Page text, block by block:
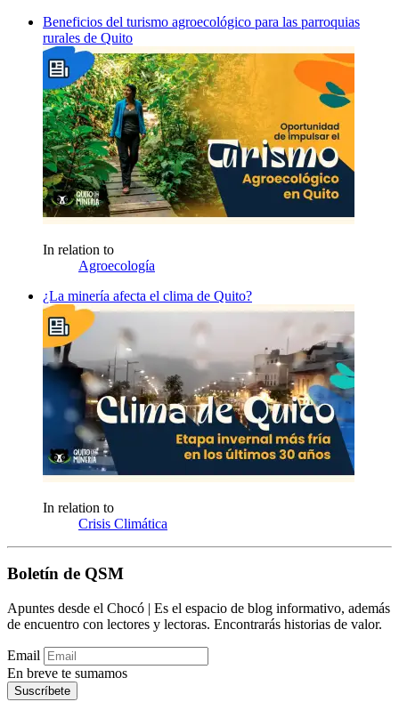
Beneficios del turismo agroecológico para las parroquias
rurales de Quito
In relation to
Agroecología
¿La minería afecta el clima de Quito?
In relation to
Crisis Climática
Boletín de QSM
Apuntes desde el Chocó | Es el espacio de blog informativo, además
de encuentro con lectores y lectoras. Encontrarás historias de valor.
Email
En breve te sumamos
Suscríbete